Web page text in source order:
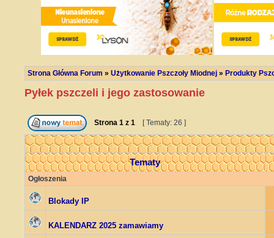
Strona Główna Forum » Użytkowanie Pszczoły Miodnej » Produkty
Pyłek pszczeli i jego zastosowanie
Strona 1 z 1 [ Tematy: 26 ]
Tematy
Ogłoszenia
Blokady IP
KALENDARZ 2025 zamawiamy